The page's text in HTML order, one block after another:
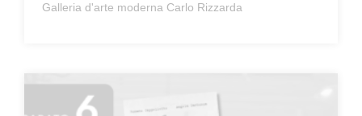
Galleria d'arte moderna Carlo Rizzarda